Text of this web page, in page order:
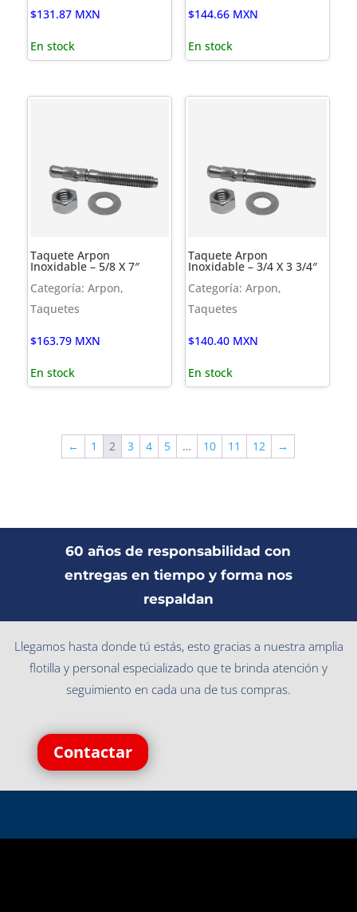
$131.87 MXN
En stock
$144.66 MXN
En stock
Taquete Arpon
Inoxidable – 5/8 X 7″
Categoría: Arpon,
Taquetes
$163.79 MXN
En stock
Taquete Arpon
Inoxidable – 3/4 X 3 3/4″
Categoría: Arpon,
Taquetes
$140.40 MXN
En stock
← 1 2 3 4 5 … 10 11 12 →
60 años de responsabilidad con
entregas en tiempo y forma nos
respaldan
Llegamos hasta donde tú estás, esto gracias a nuestra amplia
flotilla y personal especializado que te brinda atención y
seguimiento en cada una de tus compras.
Contactar